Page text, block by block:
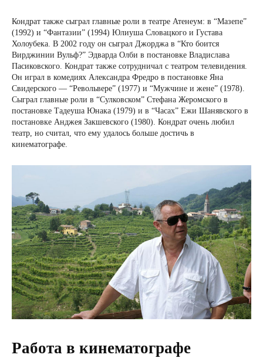
Кондрат также сыграл главные роли в театре Атенеум: в “Мазепе”
(1992) и “Фантазии” (1994) Юлиуша Словацкого и Густава
Холоубека. В 2002 году он сыграл Джорджа в “Кто боится
Вирджинии Вульф?” Эдварда Олби в постановке Владислава
Пасиковского. Кондрат также сотрудничал с театром телевидения.
Он играл в комедиях Александра Фредро в постановке Яна
Свидерского — “Револьвере” (1977) и “Мужчине и жене” (1978).
Сыграл главные роли в “Сулковском” Стефана Жеромского в
постановке Тадеуша Юнака (1979) и в “Часах” Ежи Шанявского в
постановке Анджея Закшевского (1980). Кондрат очень любил
театр, но считал, что ему удалось больше достичь в
кинематографе.
Работа в кинематографе